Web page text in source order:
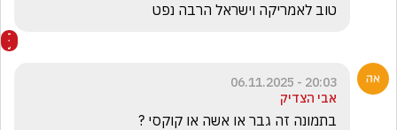
טוב לאמריקה וישראל הרבה נפט
20:03 - 06.11.2025
אבי הצדיק
בתמונה זה גבר או אשה או קוקסי ?